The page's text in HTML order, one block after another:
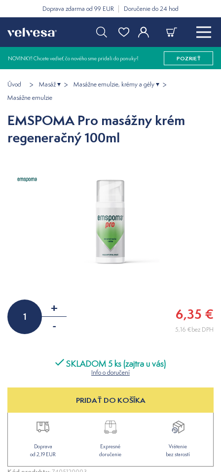
Doprava zdarma od 99 EUR Doručenie do 24 hod
NOVINKY! Chcete vedieť, čo nového sme pridali do ponuky? POZRIEŤ
Úvod Masáž
Masážne emulzie, krémy a gély
Masážne emulzie
EMSPOMA Pro masážny krém
regeneračný 100ml
+
-
6,35 €
5,16 €bez DPH
SKLADOM 5 ks (zajtra u vás)
Info o doručení
PRIDAŤ DO KOŠÍKA
Doprava
od 2,19 EUR
Expresné
doručenie
Vrátenie
bez starostí